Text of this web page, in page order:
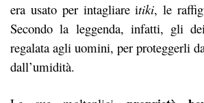
era usato per intagliare itiki, le
Secondo la leggenda, infatti, gli
regalata agli uomini, per proteggerli
dall’umidità.